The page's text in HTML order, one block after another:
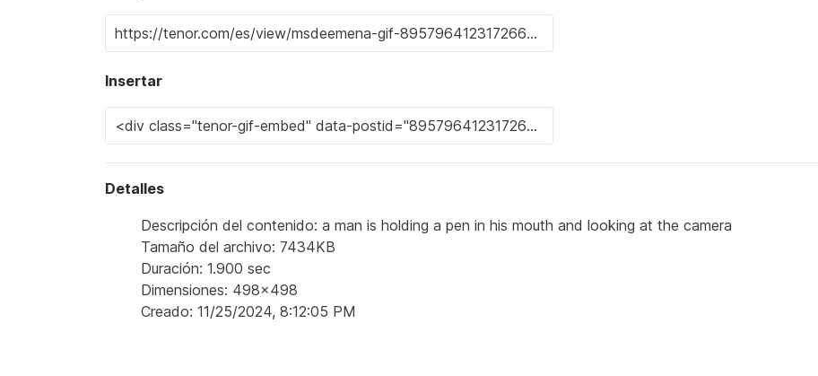
Insertar
Detalles
Descripción del contenido: a man is holding a pen in his mouth and looking at the camera
Tamaño del archivo: 7434KB
Duración: 1.900 sec
Dimensiones: 498x498
Creado: 11/25/2024, 8:12:05 PM